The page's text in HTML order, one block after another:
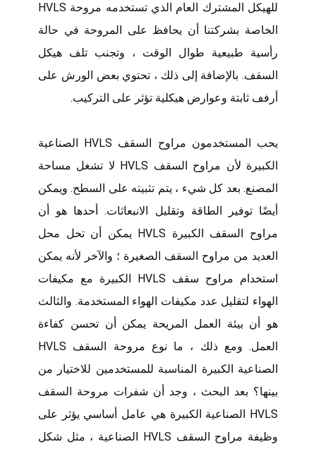
للهيكل المشترك العام الذي تستخدمه مروحة HVLS
الخاصة بشركتنا أن يحافظ على المروحة في حالة
رأسية طبيعية طوال الوقت ، وتجنب تلف هيكل
السقف. بالإضافة إلى ذلك ، تحتوي بعض الورش على
أرفف ثابتة وعوارض هيكلية تؤثر على التركيب.
يحب المستخدمون مراوح السقف HVLS الصناعية
الكبيرة لأن مراوح السقف HVLS لا تشغل مساحة
المصنع. بعد كل شيء ، يتم تثبيته على السطح. ويمكن
أيضًا توفير الطاقة وتقليل الانبعاثات. أحدها هو أن
مراوح السقف الكبيرة HVLS يمكن أن تحل محل
العديد من مراوح السقف الصغيرة ؛ والآخر لأنه يمكن
استخدام مراوح سقف HVLS الكبيرة مع مكيفات
الهواء لتقليل عدد مكيفات الهواء المستخدمة. والثالث
هو أن بيئة العمل المريحة يمكن أن تحسن كفاءة
العمل. ومع ذلك ، ما نوع مروحة السقف HVLS
الصناعية الكبيرة المناسبة للمستخدمين للاختيار من
بينها؟ بعد البحث ، وجد أن شفرات مروحة السقف
HVLS الصناعية الكبيرة هي عامل أساسي يؤثر على
وظيفة مراوح السقف HVLS الصناعية ، مثل شكل